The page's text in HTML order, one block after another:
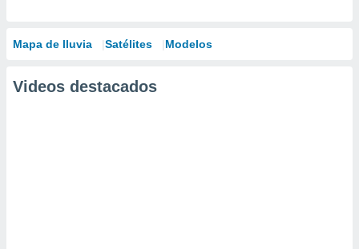
Mapa de lluvia Satélites Modelos
Videos destacados